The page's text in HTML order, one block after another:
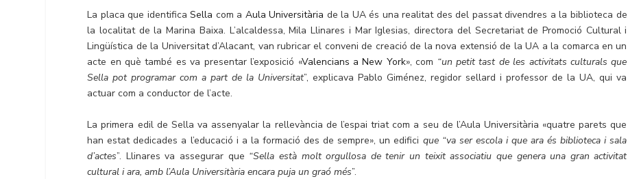
La placa que identificaSella com a Aula Universitària de la UA és una realitat des del passat divendres a la biblioteca de
la localitat de la Marina Baixa. L’alcaldessa, Mila Llinares i Mar Iglesias, directora del Secretariat de Promoció Cultural i
Lingüística de la Universitat d’Alacant, van rubricar el conveni de creació de la nova extensió de la UA a la comarca en un
acte en què també es va presentar l’exposició «Valencians a New York», com “un petit tast de les activitats culturals que
Sella pot programar com a part de la Universitat”, explicava Pablo Giménez, regidor sellard i professor de la UA, qui va
actuar com a conductor de l’acte.
La primera edil de Sella va assenyalar la rellevància de l’espai triat com a seu de l’Aula Universitària «quatre parets que
han estat dedicades a l’educació i a la formació des de sempre», un edifici que “va ser escola i que ara és biblioteca i sala
d’actes”. Llinares va assegurar que “Sella està molt orgullosa de tenir un teixit associatiu que genera una gran activitat
cultural i ara, amb l’Aula Universitària encara puja un graó més”.